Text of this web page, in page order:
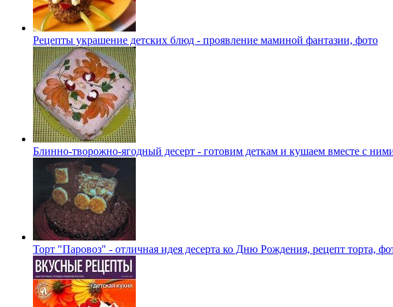
Рецепты украшение детских блюд - проявление маминой фантазии, фото
Блинно-творожно-ягодный десерт - готовим деткам и кушаем вместе с
Торт "Паровоз" - отличная идея десерта ко Дню Рождения, рецепт торта,